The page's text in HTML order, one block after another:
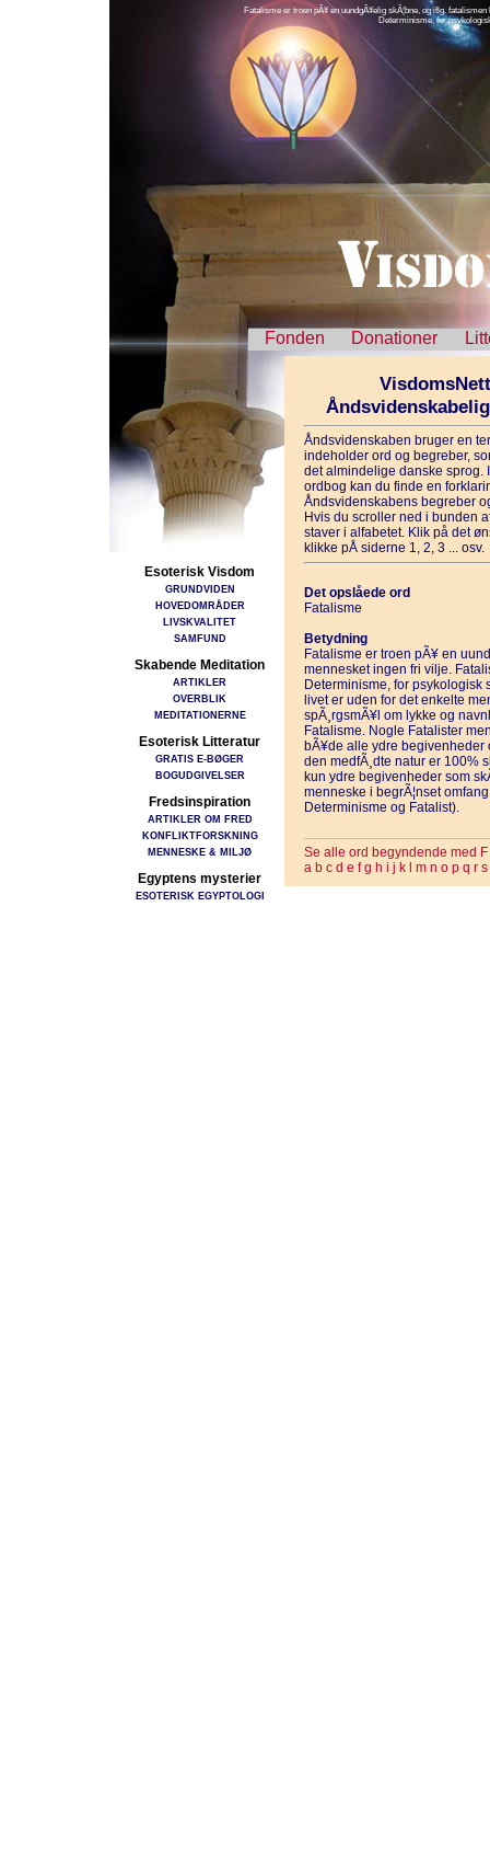
Fatalisme er troen pÃ¥ en uundgÃ¥elig skÃ¦bne, og iflg.
Determinisme, for
Fonden Donationer
Esoterisk Visdom
GRUNDVIDEN
HOVEDOMRÅDER
LIVSKVALITET
SAMFUND
Skabende Meditation
ARTIKLER
OVERBLIK
MEDITATIONERNE
Esoterisk Litteratur
GRATIS E-BØGER
BOGUDGIVELSER
Fredsinspiration
ARTIKLER OM FRED
KONFLIKTFORSKNING
MENNESKE & MILJØ
Egyptens mysterier
ESOTERISK EGYPTOLOGI
Åndsvidenskaben bruger en
indeholder ord og begreber,
det almindelige danske sprog.
ordbog kan du finde en
Åndsvidenskabens begreber
Hvis du scroller ned i bunden
staver i alfabetet. Klik på det
klikke pÅ siderne 1, 2, 3 ... osv.
Det opslåede ord
Fatalisme
Betydning
Fatalisme er troen pÃ¥ en
mennesket ingen fri vilje.
Determinisme, for psykologisk
livet er uden for det enkelte
spÃ¸rgsmÃ¥l om lykke og
Fatalisme. Nogle Fatalister
bÃ¥de alle ydre begivenheder
den medfÃ¸dte natur er 100%
kun ydre begivenheder som
menneske i begrÃ¦nset
Determinisme og Fatalist).
Se alle ord begyndende med F
a b c d e f g h i j k m n o p q r s